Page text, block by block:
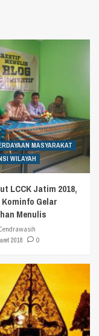
MASYARAKAT
WILAYAH
LCCK Jatim 2018,
Gelar
Menulis
2018
0